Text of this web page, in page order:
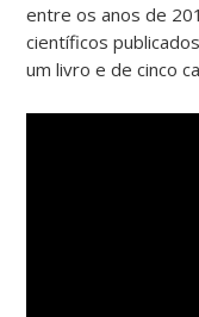
entre os anos de
científicos
um livro e de cinco